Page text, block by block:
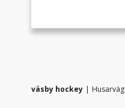
väsby hockey